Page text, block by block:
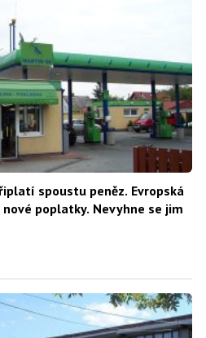
spoustu peněz. Evropská
poplatky. Nevyhne se jim